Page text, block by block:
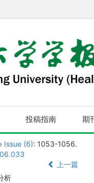
投稿指南 期
Issue (6): 1053-1056.
上一篇
析